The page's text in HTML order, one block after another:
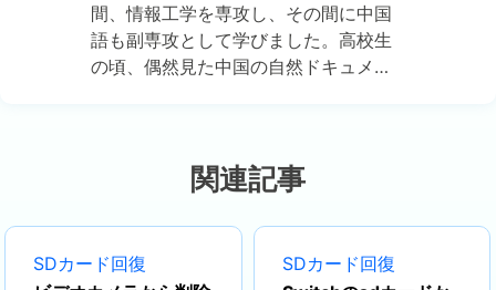
間、情報工学を専攻し、その間に中国
語も副専攻として学びました。高校生
の頃、偶然見た中国の自然ドキュメン
通じて、ますますIT分野における日中
両国の連携の可能性に注目するように
なりました。 現在はEaseUSに勤務
し、ディスク・パーティション管理、
データ復旧、バックアップおよびクロ
関連記事
SDカード回復
SDカード回復